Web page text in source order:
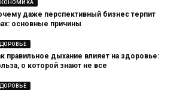
даже перспективный бизнес терпит
основные причины
правильное дыхание влияет на здоровье:
о которой знают не все